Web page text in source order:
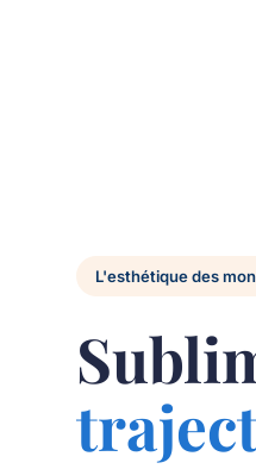
L'esthétique des